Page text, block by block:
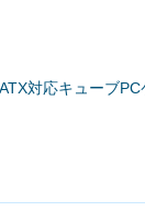
対応キューブ